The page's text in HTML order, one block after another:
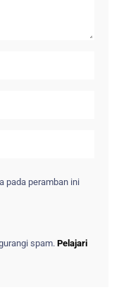
pada peramban ini
spam. Pelajari